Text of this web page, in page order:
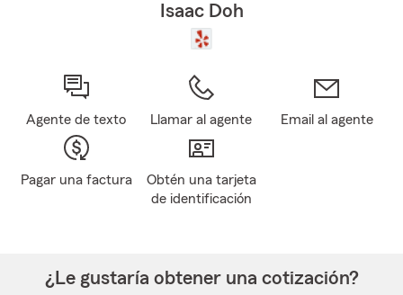
Isaac Doh
Agente de texto Llamar al agente Email al agente
Pagar una factura
Obtén una tarjeta
de identificación
¿Le gustaría obtener una cotización?